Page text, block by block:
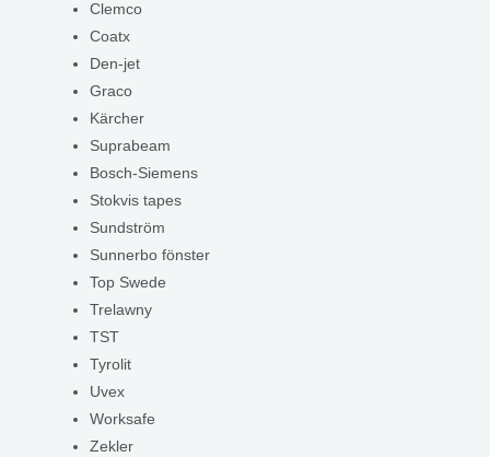
Clemco
Coatx
Den-jet
Graco
Kärcher
Suprabeam
Bosch-Siemens
Stokvis tapes
Sundström
Sunnerbo fönster
Top Swede
Trelawny
TST
Tyrolit
Uvex
Worksafe
Zekler